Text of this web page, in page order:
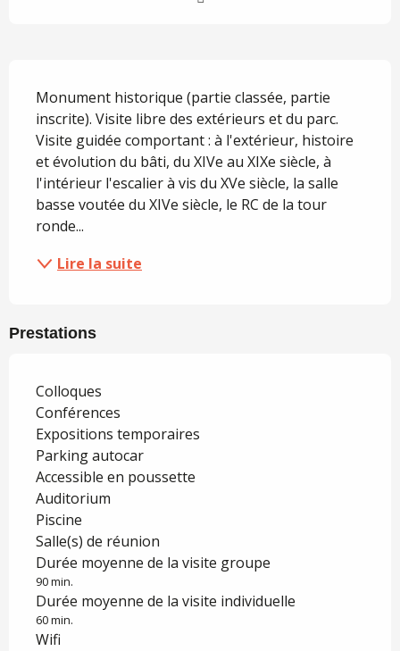
Monument historique (partie classée, partie
inscrite). Visite libre des extérieurs et du parc.
Visite guidée comportant : à l'extérieur, histoire
et évolution du bâti, du XIVe au XIXe siècle, à
l'intérieur l'escalier à vis du XVe siècle, la salle
basse voutée du XIVe siècle, le RC de la tour
ronde...
Lire la suite
Prestations
Colloques
Conférences
Expositions temporaires
Parking autocar
Accessible en poussette
Auditorium
Piscine
Salle(s) de réunion
Durée moyenne de la visite groupe
90 min.
Durée moyenne de la visite individuelle
60 min.
Wifi